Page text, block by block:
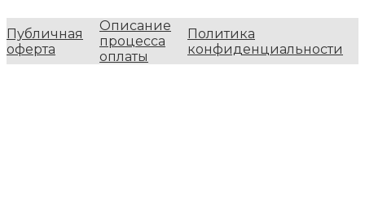
Публичная
оферта
Описание
процесса
оплаты
Политика
конфиденциальности